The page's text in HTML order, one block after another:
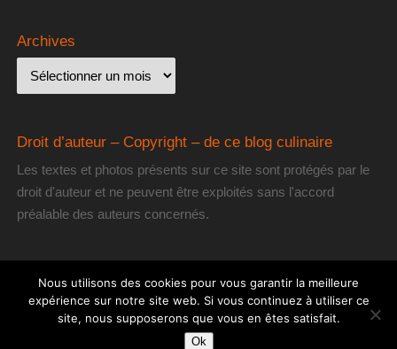
Archives
Droit d’auteur – Copyright – de ce blog culinaire
Les textes et photos présents sur ce site sont protégés par le
droit d'auteur et ne peuvent être exploités sans l'accord
préalable des auteurs concernés.
[les] Gourmantissimes| Fièrement propulsé par Mantra&WordPress.
Nous utilisons des cookies pour vous garantir la meilleure
expérience sur notre site web. Si vous continuez à utiliser ce
site, nous supposerons que vous en êtes satisfait.
Ok